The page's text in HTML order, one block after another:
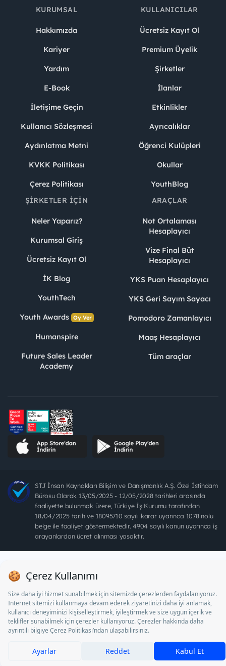
KURUMSAL
Hakkımızda
Kariyer
Yardım
E-Book
İletişime Geçin
Kullanıcı Sözleşmesi
Aydınlatma Metni
KVKK Politikası
Çerez Politikası
KULLANICILAR
Ücretsiz Kayıt Ol
Premium Üyelik
Şirketler
İlanlar
Etkinlikler
Ayrıcalıklar
Öğrenci Kulüpleri
Okullar
YouthBlog
ŞIRKETLER İÇIN
Neler Yaparız?
Kurumsal Giriş
Ücretsiz Kayıt Ol
İK Blog
YouthTech
Youth Awards Oy Ver
Humanspire
Future Sales Leader
Academy
ARAÇLAR
Not Ortalaması
Hesaplayıcı
Vize Final Büt
Hesaplayıcı
YKS Puan Hesaplayıcı
YKS Geri Sayım Sayacı
Pomodoro Zamanlayıcı
Maaş Hesaplayıcı
Tüm araçlar
STJ İnsan Kaynakları Bilişim ve Danışmanlık A.Ş. Özel İstihdam
Bürosu Olarak 13/05/2025 - 12/05/2028 tarihleri arasında
faaliyette bulunmak üzere, Türkiye İş Kurumu tarafından
18/04/2025 tarih ve 18095710 sayılı karar uyarınca 1078 nolu
belge ile faaliyet göstermektedir. 4904 sayılı kanun uyarınca iş
arayanlardan ücret alınması yasaktır.